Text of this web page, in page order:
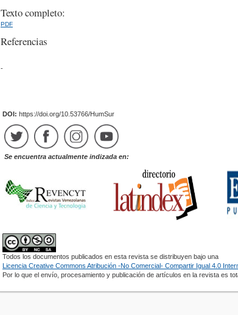
Texto completo:
PDF
Referencias
-
DOI: https://doi.org/10.53766/HumSur
Se encuentra actualmente indizada en:
Todos los documentos publicados en esta revista se distribuyen bajo una
Licencia Creative Commons Atribución -No Comercial- Compartir Igual 4.0
Por lo que el envío, procesamiento y publicación de artículos en la revista es